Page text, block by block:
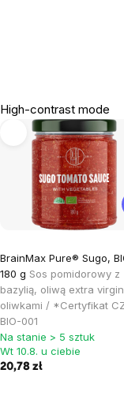
High-contrast mode
BrainMax Pure® Sugo,
180 g Sos pomidorowy z
bazylią, oliwą extra
oliwkami / *Certyfikat
BIO-001
Na stanie > 5 sztuk
Wt 10.8. u ciebie
20,78 zł